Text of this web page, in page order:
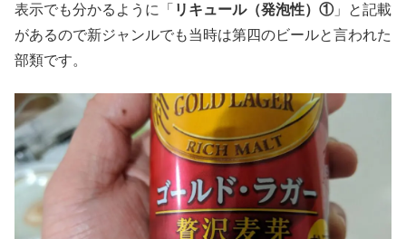
表示でも分かるように「 リキュール（発泡性）①」と記載
があるので新ジャンルでも当時は第四のビールと言われた
部類です。